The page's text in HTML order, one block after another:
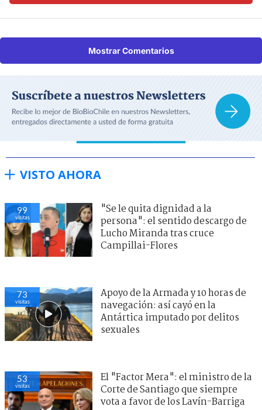
Mostrar Comentarios
VISTO AHORA
99
visitas
"Se le quita dignidad a la
persona": el sentido descargo de
Lucho Miranda tras cruce
Campillai-Flores
73
visitas
Apoyo de la Armada y 10 horas de
navegación: así cayó en la
Antártica imputado por delitos
sexuales
53
visitas
El "Factor Mera": el ministro de la
Corte de Santiago que siempre
vota a favor de los Lavín-Barriga